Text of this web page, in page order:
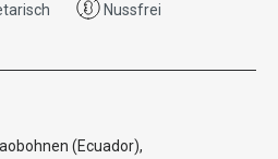
Nussfrei
(Ecuador),